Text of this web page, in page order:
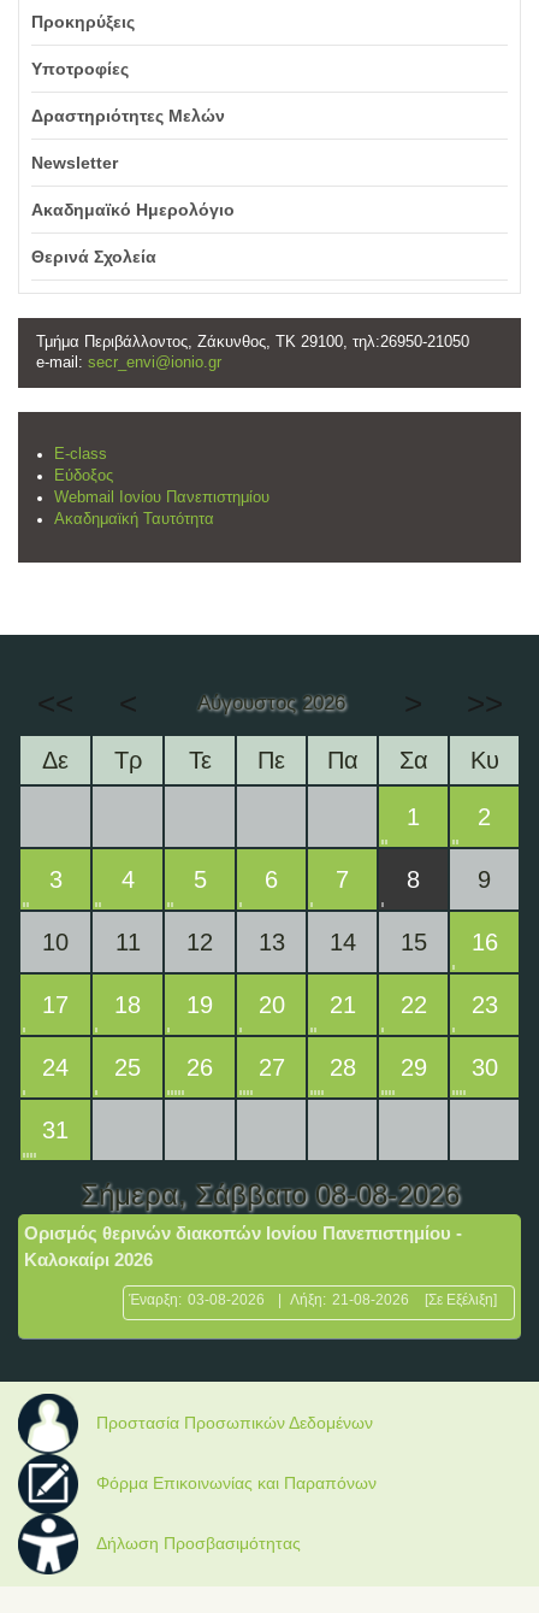
Προκηρύξεις
Υποτροφίες
Δραστηριότητες Μελών
Newsletter
Ακαδημαϊκό Ημερολόγιο
Θερινά Σχολεία
Τμήμα Περιβάλλοντος, Ζάκυνθος, ΤΚ 29100, τηλ:26950-21050
e-mail: secr_envi@ionio.gr
E-class
Εύδοξος
Webmail Ιονίου Πανεπιστημίου
Ακαδημαϊκή Ταυτότητα
<< < Αύγουστος 2026 > >>
Δε Τρ Τε Πε Πα Σα Κυ
1 2
3 4 5 6 7 8 9
10 11 12 13 14 15 16
17 18 19 20 21 22 23
24 25 26 27 28 29 30
31
Σήμερα, Σάββατο 08-08-2026
Ορισμός θερινών διακοπών Ιονίου Πανεπιστημίου -
Καλοκαίρι 2026
Έναρξη: 03-08-2026 Λήξη: 21-08-2026 [Σε Εξέλιξη]
Προστασία Προσωπικών Δεδομένων
Φόρμα Επικοινωνίας και Παραπόνων
Δήλωση Προσβασιμότητας